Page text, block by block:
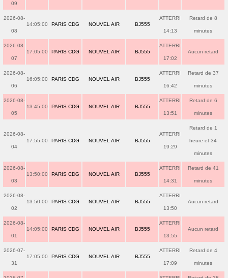
09
2026-08-
08
14:05:00 PARIS CDG NOUVEL AIR BJ555
ATTERRI
14:13
Retard de 8
minutes
2026-08-
07
17:05:00 PARIS CDG NOUVEL AIR BJ555
ATTERRI
17:02
Aucun retard
2026-08-
06
16:05:00 PARIS CDG NOUVEL AIR BJ555
ATTERRI
16:42
Retard de 37
minutes
2026-08-
05
13:45:00 PARIS CDG NOUVEL AIR BJ555
ATTERRI
13:51
Retard de 6
minutes
2026-08-
04
17:55:00 PARIS CDG NOUVEL AIR BJ555
ATTERRI
19:29
Retard de 1
heure et 34
minutes
2026-08-
03
13:50:00 PARIS CDG NOUVEL AIR BJ555
ATTERRI
14:31
Retard de 41
minutes
2026-08-
02
13:50:00 PARIS CDG NOUVEL AIR BJ555
ATTERRI
13:50
Aucun retard
2026-08-
01
14:05:00 PARIS CDG NOUVEL AIR BJ555
ATTERRI
13:55
Aucun retard
2026-07-
31
17:05:00 PARIS CDG NOUVEL AIR BJ555
ATTERRI
17:09
Retard de 4
minutes